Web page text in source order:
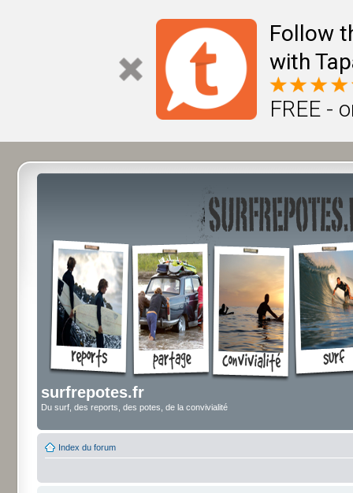
Follow
with
FREE -
surfrepotes.fr
Du surf, des reports, des potes, de la convivialité
Index du forum